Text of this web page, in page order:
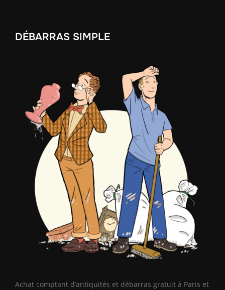
DÉBARRAS SIMPLE
Achat comptant d’antiquités et débarras gratuit à Paris et